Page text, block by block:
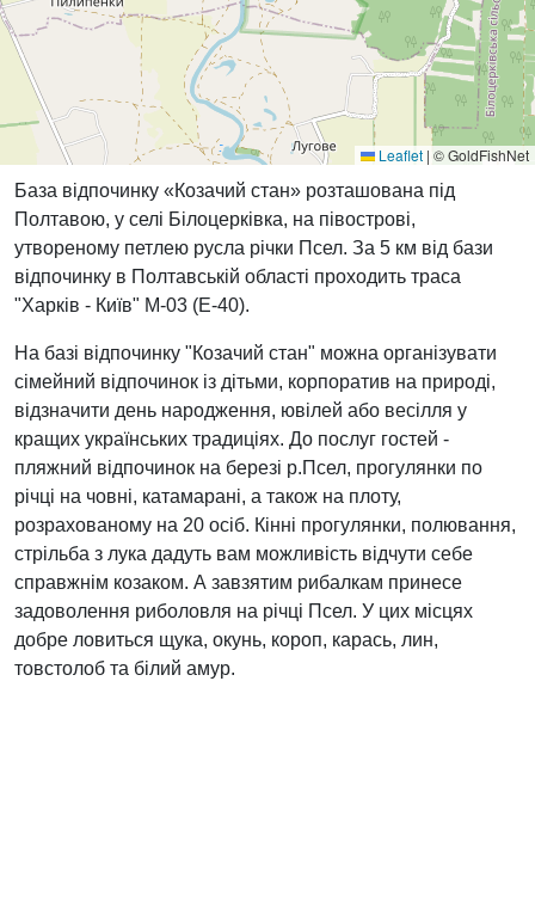
Leaflet | © GoldFishNet
База відпочинку «Козачий стан» розташована під
Полтавою, у селі Білоцерківка, на півострові,
утвореному петлею русла річки Псел. За 5 км від бази
відпочинку в Полтавській області проходить траса
"Харків - Київ" М-03 (Е-40).
На базі відпочинку "Козачий стан" можна організувати
сімейний відпочинок із дітьми, корпоратив на природі,
відзначити день народження, ювілей або весілля у
кращих українських традиціях. До послуг гостей -
пляжний відпочинок на березі р.Псел, прогулянки по
річці на човні, катамарані, а також на плоту,
розрахованому на 20 осіб. Кінні прогулянки, полювання,
стрільба з лука дадуть вам можливість відчути себе
справжнім козаком. А завзятим рибалкам принесе
задоволення риболовля на річці Псел. У цих місцях
добре ловиться щука, окунь, короп, карась, лин,
товстолоб та білий амур.